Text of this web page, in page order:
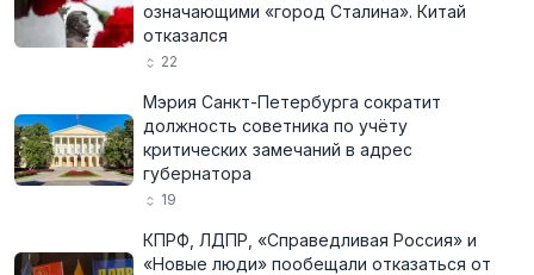
означающими «город Сталина». Китай
отказался
22
Мэрия Санкт-Петербурга сократит
должность советника по учёту
критических замечаний в адрес
губернатора
19
КПРФ, ЛДПР, «Справедливая Россия» и
«Новые люди» пообещали отказаться от